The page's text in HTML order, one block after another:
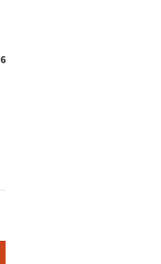
18 Tahun di Bitung